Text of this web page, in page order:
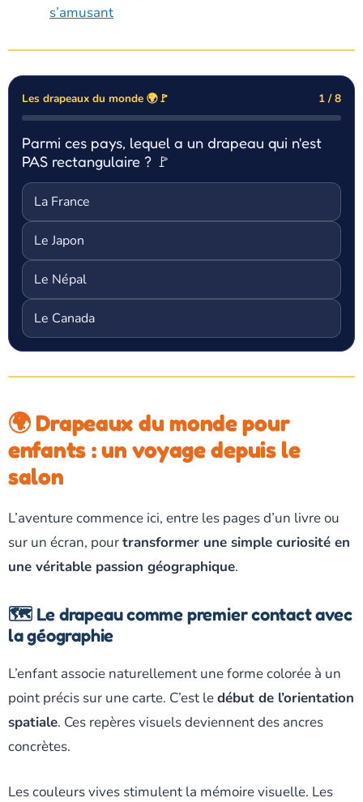
s’amusant
Les drapeaux du monde 🌍🚩 1 / 8
Parmi ces pays, lequel a un drapeau qui n'est
PAS rectangulaire ? 🚩
La France
Le Japon
Le Népal
Le Canada
🌍 Drapeaux du monde pour
enfants : un voyage depuis le
salon
L’aventure commence ici, entre les pages d’un livre ou
sur un écran, pourtransformer une simple curiosité en
une véritable passion géographique.
🗺️ Le drapeau comme premier contact avec
la géographie
L’enfant associe naturellement une forme colorée à un
point précis sur une carte. C’est ledébut de l’orientation
spatiale. Ces repères visuels deviennent des ancres
concrètes.
Les couleurs vives stimulent la mémoire visuelle. Les